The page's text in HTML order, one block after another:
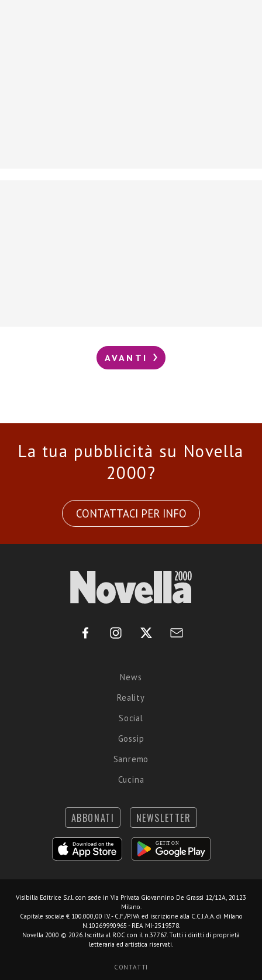
AVANTI
La tua pubblicità su Novella
2000?
CONTATTACI PER INFO
News
Reality
Social
Gossip
Sanremo
Cucina
ABBONATI NEWSLETTER
Visibilia Editrice S.r.l. con sede in Via Privata Giovannino De Grassi 12/12A, 20123
Milano.
Capitale sociale € 100.000,00 I.V. - C.F./P.IVA ed iscrizione alla C.C.I.A.A. di Milano
N.10269990965 - REA MI-2519578.
Novella 2000 © 2026. Iscritta al ROC con il n.37767. Tutti i diritti di proprietà
letteraria ed artistica riservati.
CONTATTI